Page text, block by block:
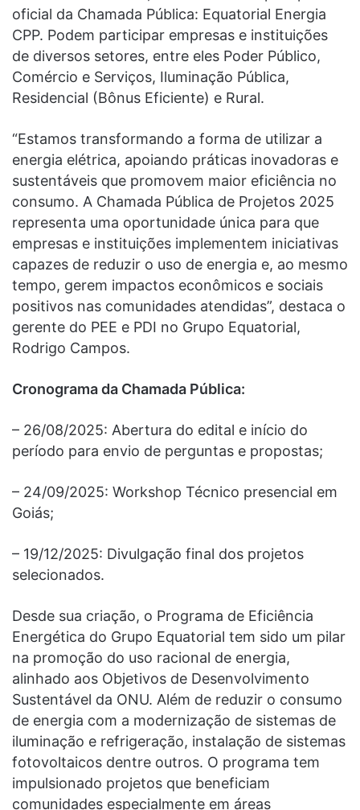
oficial da Chamada Pública: Equatorial Energia
CPP. Podem participar empresas e instituições
de diversos setores, entre eles Poder Público,
Comércio e Serviços, Iluminação Pública,
Residencial (Bônus Eficiente) e Rural.
“Estamos transformando a forma de utilizar a
energia elétrica, apoiando práticas inovadoras e
sustentáveis que promovem maior eficiência no
consumo. A Chamada Pública de Projetos 2025
representa uma oportunidade única para que
empresas e instituições implementem iniciativas
capazes de reduzir o uso de energia e, ao mesmo
tempo, gerem impactos econômicos e sociais
positivos nas comunidades atendidas”, destaca o
gerente do PEE e PDI no Grupo Equatorial,
Rodrigo Campos.
Cronograma da Chamada Pública:
– 26/08/2025: Abertura do edital e início do
período para envio de perguntas e propostas;
– 24/09/2025: Workshop Técnico presencial em
Goiás;
– 19/12/2025: Divulgação final dos projetos
selecionados.
Desde sua criação, o Programa de Eficiência
Energética do Grupo Equatorial tem sido um pilar
na promoção do uso racional de energia,
alinhado aos Objetivos de Desenvolvimento
Sustentável da ONU. Além de reduzir o consumo
de energia com a modernização de sistemas de
iluminação e refrigeração, instalação de sistemas
fotovoltaicos dentre outros. O programa tem
impulsionado projetos que beneficiam
comunidades especialmente em áreas